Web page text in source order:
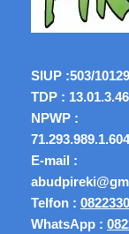
SIUP :503/
TDP :
NPWP :
E-mail :
Telfon :
WhatsApp :